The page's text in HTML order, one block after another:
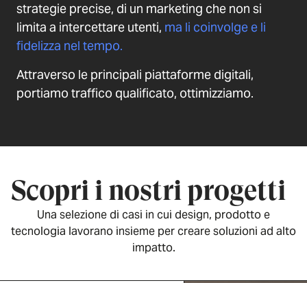
strategie precise, di un marketing che non si
limita a intercettare utenti, ma li coinvolge e li
fidelizza nel tempo.
Attraverso le principali piattaforme digitali,
portiamo traffico qualificato, ottimizziamo.
Scopri i nostri progetti
Una selezione di casi in cui design, prodotto e
tecnologia lavorano insieme per creare soluzioni ad alto
impatto.